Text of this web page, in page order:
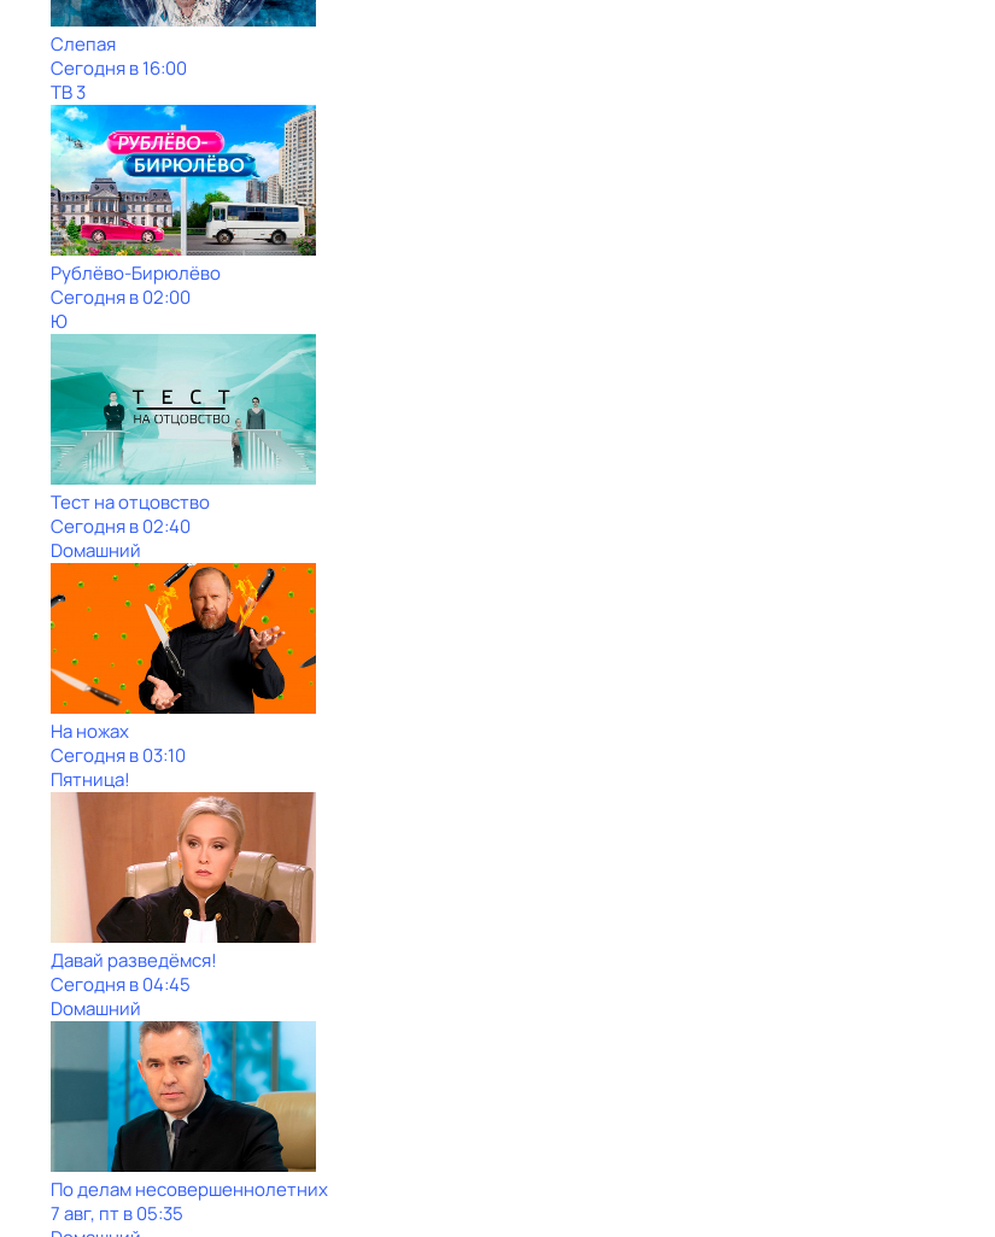
Слепая
Сегодня в 16:00
ТВ 3
Рублёво-Бирюлёво
Сегодня в 02:00
Ю
Тест на отцовство
Сегодня в 02:40
Dомашний
На ножах
Сегодня в 03:10
Пятница!
Давай рaзвeдёмся!
Сегодня в 04:45
Dомашний
По делам несовершеннолетних
7 авг, пт в 05:35